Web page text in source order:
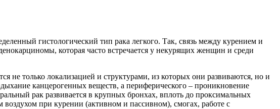
гистологический тип рака легкого. Так, связь между курением и
которая часто встречается у некурящих женщин и среди
только локализацией и структурами, из которых они развиваются, но и
канцерогенных веществ, а периферического – проникновение
рак развивается в крупных бронхах, вплоть до проксимальных
при курении (активном и пассивном), смогax, работе с